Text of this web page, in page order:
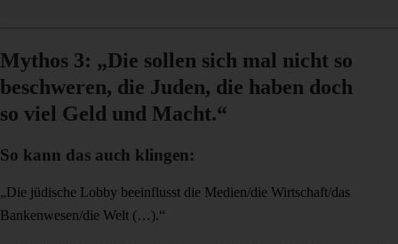
Mythos 3: „Die sollen sich mal nicht so
beschweren, die Juden, die haben doch
so viel Geld und Macht.“
So kann das auch klingen:
„Die jüdische Lobby beeinflusst die Medien/die Wirtschaft/das
Bankenwesen/die Welt (…).“